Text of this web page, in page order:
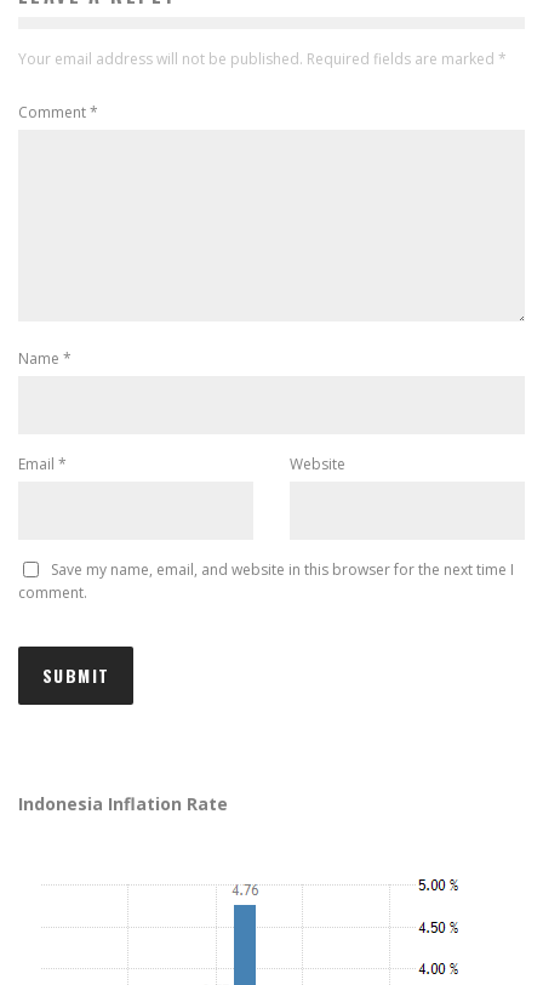
Your email address will not be published. Required fields are marked *
Comment*
Name *
Email * Website
Save my name, email, and website in this browser for the next time I
comment.
Indonesia Inflation Rate